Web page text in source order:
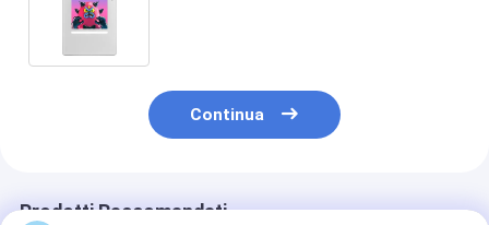
Continua
Prodotti Raccomandati